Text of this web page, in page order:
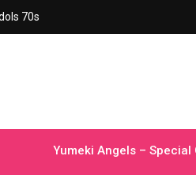
70s
Yumeki Angels – Special